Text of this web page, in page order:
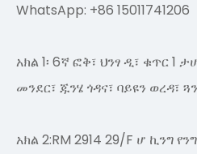
WhatsApp: +86 15011741206
አክል 1፡ 6ኛ ፎቅ፣ ህንፃ ዲ፣ ቁጥር 1
መንደር፣ ጁንሄ ጎዳና፣ ባይዩን ወረዳ፣
አክል 2:RM 2914 29/F ሆ ኪንግ